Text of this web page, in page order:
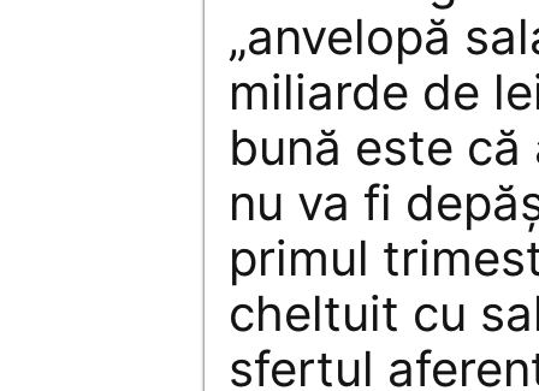
„anvelopă
miliarde de
bună este
nu va fi
primul
cheltuit cu
sfertul